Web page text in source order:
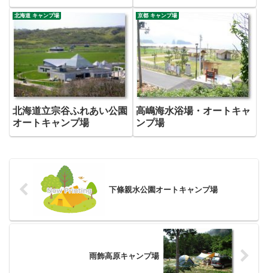
北海道 キャンプ場
北海道立宗谷ふれあい公園
オートキャンプ場
京都 キャンプ場
高嶋海水浴場・オートキャ
ンプ場
下條親水公園オートキャンプ場
雨飾高原キャンプ場